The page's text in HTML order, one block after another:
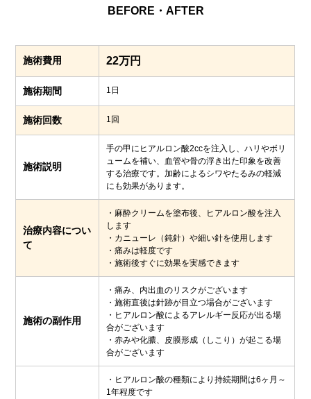
BEFORE・AFTER
施術費用 22万円
施術期間 1日
施術回数 1回
施術説明
手の甲にヒアルロン酸2ccを注入し、ハリやボリ
ュームを補い、血管や骨の浮き出た印象を改善
する治療です。加齢によるシワやたるみの軽減
にも効果があります。
治療内容につい
て
・麻酔クリームを塗布後、ヒアルロン酸を注入
します
・カニューレ（鈍針）や細い針を使用します
・痛みは軽度です
・施術後すぐに効果を実感できます
施術の副作用
・痛み、内出血のリスクがございます
・施術直後は針跡が目立つ場合がございます
・ヒアルロン酸によるアレルギー反応が出る場
合がございます
・赤みや化膿、皮膜形成（しこり）が起こる場
合がございます
・ヒアルロン酸の種類により持続期間は6ヶ月～
1年程度です